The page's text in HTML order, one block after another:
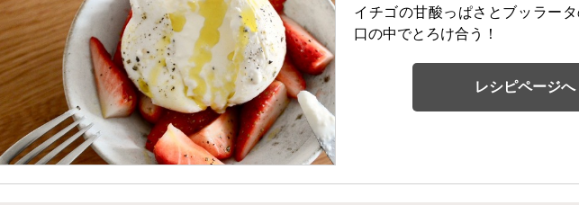
イチゴの甘酸っぱさとブッラー
口の中でとろけ合う！
レシピページへ